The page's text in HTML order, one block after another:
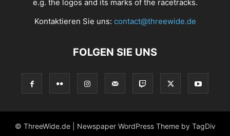
e.g. the logos and its marks of the racetracks.
Kontaktieren Sie uns: contact@threewide.de
FOLGEN SIE UNS
© ThreeWide.de | Newspaper WordPress Theme by TagDiv